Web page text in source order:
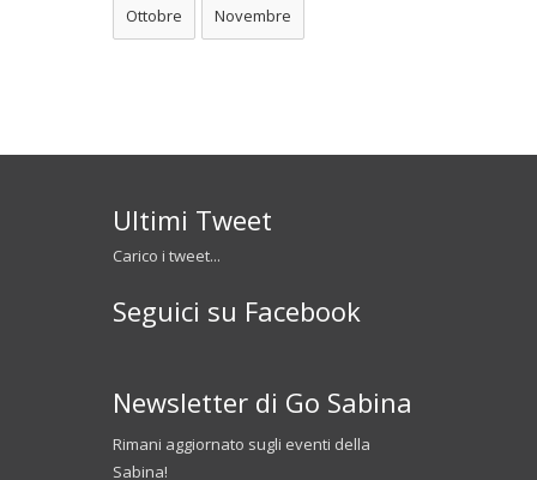
Ottobre Novembre
Ultimi Tweet
Carico i tweet...
Seguici su Facebook
Newsletter di Go Sabina
Rimani aggiornato sugli eventi della
Sabina!